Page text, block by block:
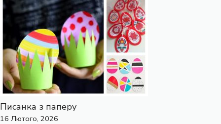
Писанка з паперу
16 Лютого, 2026